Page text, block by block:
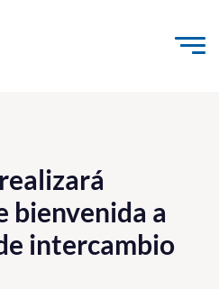
contenido
bienvenida a
intercambio